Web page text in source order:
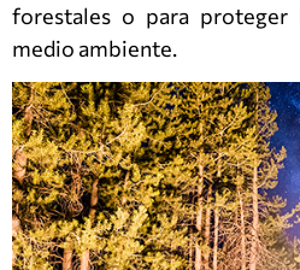
forestales o para
medio ambiente.